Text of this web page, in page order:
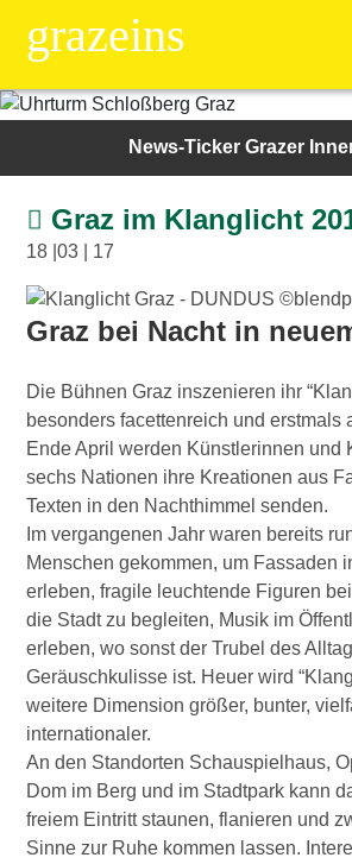
grazeins
Willkommen
News-Ticker
Frauen
Senioren
ÖAAB
Wirtschaftsbund
WB B2B
Mitglied werden
Graz & Steiermark
Tipps
Gassenschaun
Gassenschaun 2019
News-Ticker Grazer
Graz im Klanglicht
18 |03 | 17
Graz bei Nacht in
Die Bühnen Graz inszenieren ihr
besonders facettenreich und erstmals
Ende April werden Künstlerinnen und
sechs Nationen ihre Kreationen aus
Texten in den Nachthimmel senden.
Im vergangenen Jahr waren bereits
Menschen gekommen, um Fassaden
erleben, fragile leuchtende Figuren
die Stadt zu begleiten, Musik im
erleben, wo sonst der Trubel des
Geräuschkulisse ist. Heuer wird
weitere Dimension größer, bunter,
internationaler.
An den Standorten Schauspielhaus,
Dom im Berg und im Stadtpark kann
freiem Eintritt staunen, flanieren und
Sinne zur Ruhe kommen lassen.